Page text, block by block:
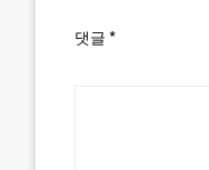
댓글 *